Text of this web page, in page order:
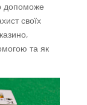
допоможе
своїх
та як